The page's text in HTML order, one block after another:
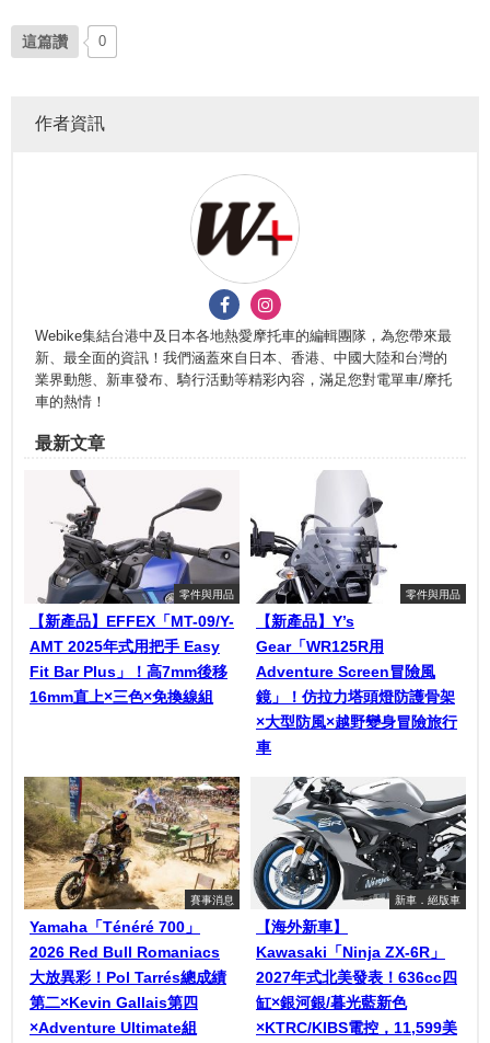
這篇讚 0
作者資訊
Webike集結台港中及日本各地熱愛摩托車的編輯團隊，為您帶來最
新、最全面的資訊！我們涵蓋來自日本、香港、中國大陸和台灣的
業界動態、新車發布、騎行活動等精彩內容，滿足您對電單車/摩托
車的熱情！
最新文章
零件與用品
【新產品】EFFEX「MT-09/Y-
AMT 2025年式用把手 Easy
Fit Bar Plus」！高7mm後移
16mm直上×三色×免換線組
零件與用品
【新產品】Y’s
Gear「WR125R用
Adventure Screen冒險風
鏡」！仿拉力塔頭燈防護骨架
×大型防風×越野變身冒險旅行
車
賽事消息
Yamaha「Ténéré 700」
2026 Red Bull Romaniacs
大放異彩！Pol Tarrés總成績
第二×Kevin Gallais第四
×Adventure Ultimate組
新車．絕版車
【海外新車】
Kawasaki「Ninja ZX-6R」
2027年式北美發表！636cc四
缸×銀河銀/暮光藍新色
×KTRC/KIBS電控，11,599美